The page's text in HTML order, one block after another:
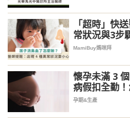
「超時」快
常狀況與3步
MamiBuy媽咪拜
懷孕未滿 3
病假扣全勤
快 5 月上路
孕期&生產